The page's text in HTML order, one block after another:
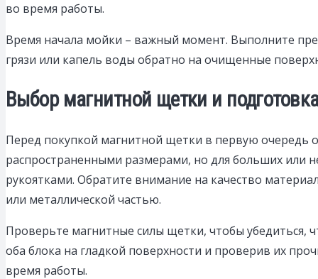
во время работы.
Время начала мойки – важный момент. Выполните
грязи или капель воды обратно на очищенные
Выбор магнитной щетки и
Перед покупкой магнитной щетки в первую очередь
распространенными размерами, но для больших или
рукоятками. Обратите внимание на качество
или металлической частью.
Проверьте магнитные силы щетки, чтобы убедиться,
оба блока на гладкой поверхности и проверив их
время работы.